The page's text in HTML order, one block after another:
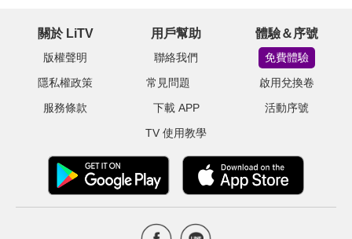
關於 LiTV
版權聲明
隱私權政策
服務條款
用戶幫助
聯絡我們
常見問題
下載 APP
TV 使用教學
體驗＆序號
免費體驗
啟用兌換卷
活動序號